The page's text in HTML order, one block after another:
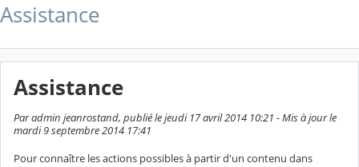
Assistance
Assistance
Par admin jeanrostand, publié le jeudi 17 avril 2014 10:21 - Mis à jour le
mardi 9 septembre 2014 17:41
Pour connaître les actions possibles à partir d'un contenu dans